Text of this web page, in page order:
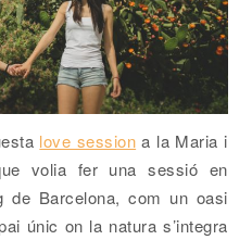
love session a la Maria i
volia fer una sessió en
de Barcelona, com un oasi
únic on la natura s’integra